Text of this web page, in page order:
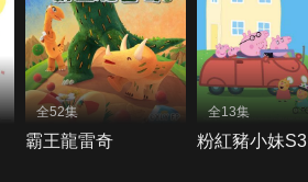
全52集
霸王龍雷奇
全13集
粉紅豬小妹S3